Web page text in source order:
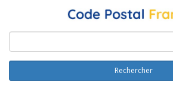
Rechercher